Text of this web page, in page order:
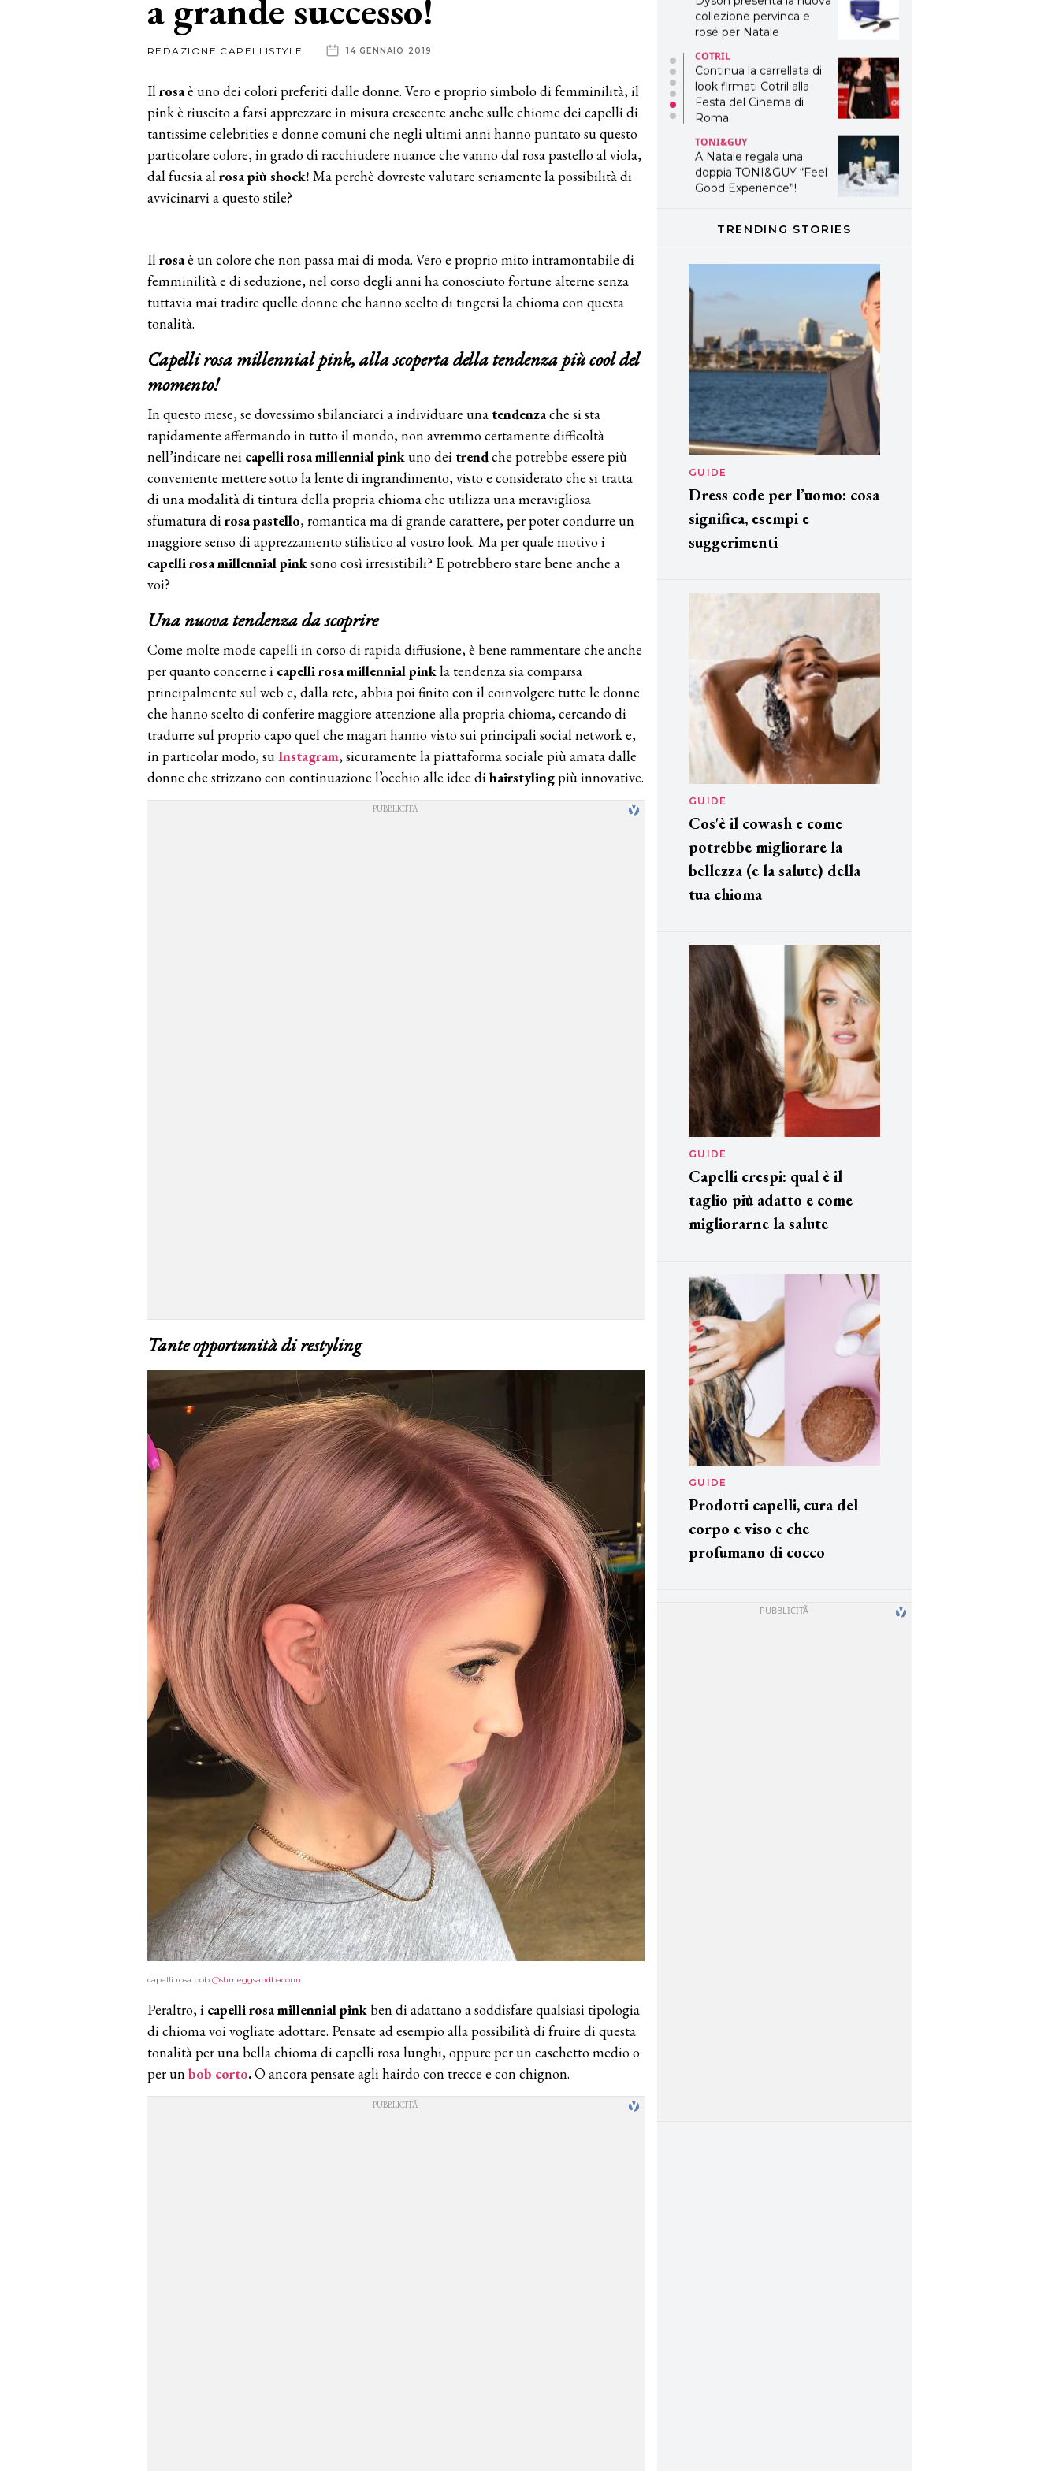
a grande successo!
REDAZIONE CAPELLISTYLE 14 GENNAIO 2019
Il rosaè uno dei colori preferiti dalle donne. Vero e proprio simbolo di femminilità, il
pink è riuscito a farsi apprezzare in misura crescente anche sulle chiome dei capelli di
tantissime celebrities e donne comuni che negli ultimi anni hanno puntato su questo
particolare colore, in grado di racchiudere nuance che vanno dal rosa pastello al viola,
dal fucsia al rosa piùshock! Ma perchè dovreste valutare seriamente la possibilità di
avvicinarvi a questo stile?
Il rosaè un colore che non passa mai di moda. Vero e proprio mito intramontabile di
femminilità e di seduzione, nel corso degli anni ha conosciuto fortune alterne senza
tuttavia mai tradire quelle donne che hanno scelto di tingersi la chioma con questa
tonalità.
Capelli rosa millennial pink, alla scoperta della tendenza più cool del
momento!
In questo mese, se dovessimo sbilanciarci a individuare una tendenzache si sta
rapidamente affermando in tutto il mondo, non avremmo certamente difficoltà
nell’indicare nei capelli rosa millennial pink uno dei trend che potrebbe essere più
conveniente mettere sotto la lente di ingrandimento, visto e considerato che si tratta
di una modalità di tintura della propria chioma che utilizza una meravigliosa
sfumatura di rosa pastello, romantica ma di grande carattere, per poter condurre un
maggiore senso di apprezzamento stilistico al vostro look. Ma per quale motivo i
capelli rosa millennial pink sono così irresistibili? E potrebbero stare bene anche a
voi?
Una nuova tendenza da scoprire
Come molte mode capelli in corso di rapida diffusione, è bene rammentare che anche
per quanto concerne i capelli rosa millennial pink la tendenza sia comparsa
principalmente sul web e, dalla rete, abbia poi finito con il coinvolgere tutte le donne
che hanno scelto di conferire maggiore attenzione alla propria chioma, cercando di
tradurre sul proprio capo quel che magari hanno visto sui principali social network e,
in particolar modo, suInstagram, sicuramente la piattaforma sociale più amata dalle
donne che strizzano con continuazione l’occhio alle idee di hairstylingpiù innovative.
Tante opportunità di restyling
capelli rosa bob @shmeggsandbaconn
Peraltro, i capelli rosa millennial pinkben di adattano a soddisfare qualsiasi tipologia
di chioma voi vogliate adottare. Pensate ad esempio alla possibilità di fruire di questa
tonalità per una bella chioma di capelli rosa lunghi, oppure per un caschetto medio o
per unbob corto.O ancora pensate agli hairdo con trecce e con chignon.
collezione pervinca e
rosé per Natale
COTRIL
Continua la carrellata di
look firmati Cotril alla
Festa del Cinema di
Roma
TONI&GUY
A Natale regala una
doppia TONI&GUY “Feel
Good Experience”!
LABEL.M lancia la sua
DAVINES
cofanetti beauty preziosi
per un regalo adatto ad
ogni capello
TRENDING STORIES
GUIDE
Dress code per l’uomo: cosa
significa, esempi e
suggerimenti
GUIDE
Cos'è il cowash e come
potrebbe migliorare la
bellezza (e la salute) della
tua chioma
GUIDE
Capelli crespi: qual è il
taglio più adatto e come
migliorarne la salute
GUIDE
Prodotti capelli, cura del
corpo e viso e che
profumano di cocco